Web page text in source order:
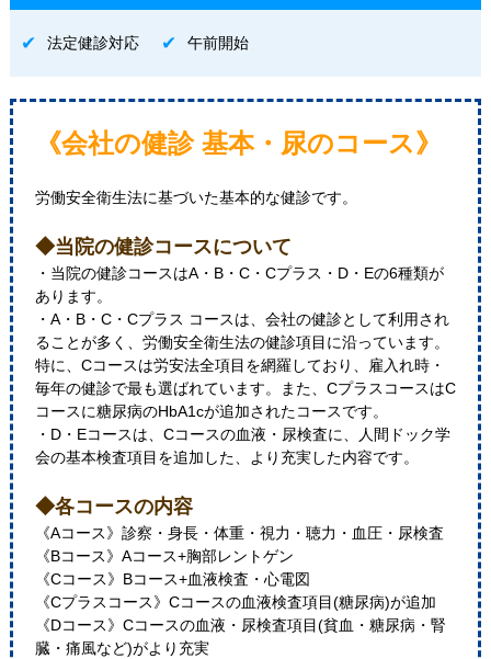
法定健診対応 午前開始
《会社の健診 基本・尿のコース》
労働安全衛生法に基づいた基本的な健診です。
◆当院の健診コースについて
・当院の健診コースはA・B・C・Cプラス・D・Eの6種類が
あります。
・A・B・C・Cプラス コースは、会社の健診として利用され
ることが多く、労働安全衛生法の健診項目に沿っています。
特に、Cコースは労安法全項目を網羅しており、雇入れ時・
毎年の健診で最も選ばれています。また、CプラスコースはC
コースに糖尿病のHbA1cが追加されたコースです。
・D・Eコースは、Cコースの血液・尿検査に、人間ドック学
会の基本検査項目を追加した、より充実した内容です。
◆各コースの内容
《Aコース》診察・身長・体重・視力・聴力・血圧・尿検査
《Bコース》Aコース+胸部レントゲン
《Cコース》Bコース+血液検査・心電図
《Cプラスコース》Cコースの血液検査項目(糖尿病)が追加
《Dコース》Cコースの血液・尿検査項目(貧血・糖尿病・腎
臓・痛風など)がより充実